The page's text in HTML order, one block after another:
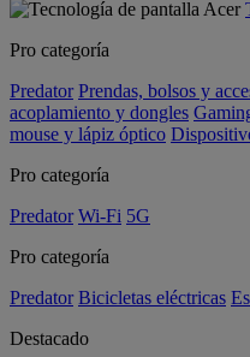
Pro categoría
Predator Prendas, bolsos y
acoplamiento y dongles
mouse y lápiz óptico
Pro categoría
Predator Wi-Fi 5G
Pro categoría
Predator Bicicletas eléctricas
Destacado